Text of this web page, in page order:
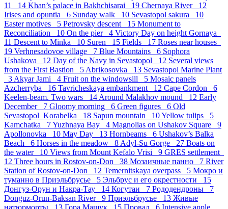
11 14 Khan’s palace in Bakhchisarai 19 Chernaya River 12
Irises and opuntia 6 Sunday walk 10 Sevastopol sakura 10
Easter motives 5 Petrovsky descent 15 Monument to
Reconciliation 10 On the pier 4 Victory Day on height Gornaya
11 Descent to Minka 10 Suren 15 Fields 17 Roses near houses
19 Verhnesadovoe village 7 Blue Mountains 6 Sophora
Ushakova 12 Day of the Navy in Sevastopol 12 Several views
from the First Bastion 5 Abrikosovka 13 Sevastopol Marine Plant
3 Akyar Jami 4 Fruit on the windowsill 5 Mosaic panels
Azcherryba 16 Tavricheskaya embankment 12 Cape Cordon 6
Keelen-beam. Two wars 14 Around Malakhov mound 12 Early
December 7 Gloomy morning 6 Green figures 6 Old
Sevastopol_Korabelka 18 Sapun mountain 10Yellow tulips 5
Kamchatka 7Yuzhnaya Bay 4 Magnolias on Ushakov Square 9
Apollonovka 10 May Day 13 Hornbeams 6 Ushakov’s Balka
Beach 6 Horses in the meadow 8 Adyl-Su Gorge 27 Boats on
the water 10 Views from Mount Kefalo Vrisi 9 GRES settlement
12 Three hours in Rostov-on-Don 38 Мозаичные панно 7 River
Station of Rostov-on-Don 12 Temernitskaya overpass 5 Мокро и
туманно в Приэльбрусье 5 Эльбрус и его окрестности 15
Донгуз-Орун и Накра-Тау 14 Когутаи 7 Рододендроны 7
Donguz-Orun-Baksan River 9 Приэльбрусье 13 Живые
натюрморты 13 Гора Машук 15 Провал 6 Intensive apple